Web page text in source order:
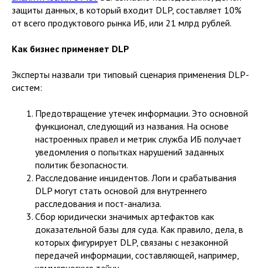
защиты данных, в который входит DLP, составляет 10%
от всего продуктового рынка ИБ, или 21 млрд рублей.
Как бизнес применяет DLP
Эксперты назвали три типовый сценария применения DLP-
систем:
Предотвращение утечек информации. Это основной
функционал, следующий из названия. На основе
настроенных правел и метрик служба ИБ получает
уведомления о попытках нарушений заданных
политик безопасности.
Расследование инцидентов. Логи и срабатывания
DLP могут стать основой для внутреннего
расследования и пост-анализа.
Сбор юридически значимых артефактов как
доказательной базы для суда. Как правило, дела, в
которых фигурирует DLP, связаны с незаконной
передачей информации, составляющей, например,